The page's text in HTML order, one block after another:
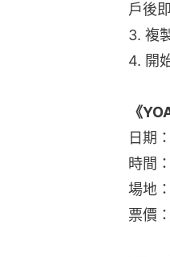
戶後
3. 複
4. 開
《
日期
時間
場地
票價